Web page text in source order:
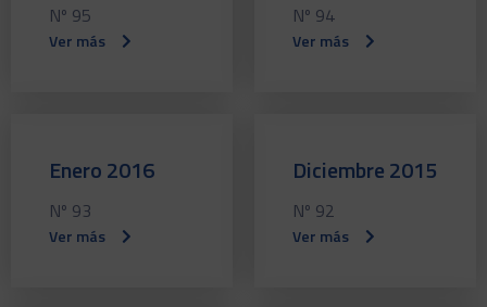
Nº 95
Ver más
Nº 94
Ver más
Enero 2016
Nº 93
Ver más
Diciembre 2015
Nº 92
Ver más